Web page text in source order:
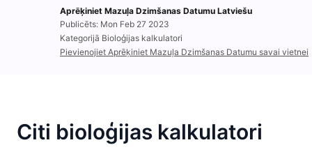
Aprēķiniet Mazuļa Dzimšanas Datumu Latviešu
Publicēts: Mon Feb 27 2023
Kategorijā Bioloģijas kalkulatori
Pievienojiet Aprēķiniet Mazuļa Dzimšanas Datumu savai vietnei
Citi bioloģijas kalkulatori